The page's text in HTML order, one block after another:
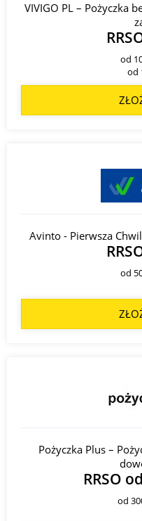
VIVIGO PL – Pożyczka
od
od
Avinto - Pierwsza
od
Pożyczka Plus –
RRSO
od